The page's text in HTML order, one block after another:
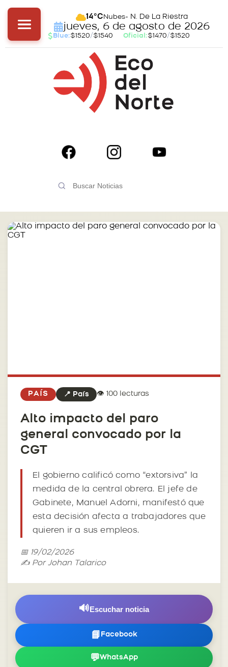
14°C Nubes- N. De La Riestra
jueves, 6 de agosto de 2026
Blue:$1520/$1540 Oficial:$1470/$1520
PAÍS 📍 País 👁️ 100 lecturas
Alto impacto del paro
general convocado por la
CGT
El gobierno calificó como “extorsiva” la
medida de la central obrera. El jefe de
Gabinete, Manuel Adorni, manifestó que
esta decisión afecta a trabajadores que
quieren ir a sus empleos.
📅 19/02/2026
✍️ Por Johan Talarico
🔊Escuchar noticia
📘 Facebook
💬WhatsApp